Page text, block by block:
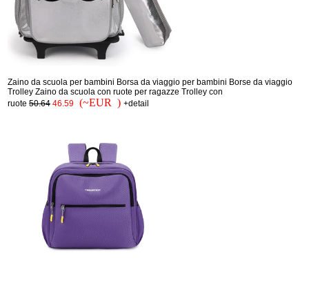
Zaino da scuola per bambini Borsa da viaggio per bambini Borse da viaggio
Trolley Zaino da scuola con ruote per ragazze Trolley con
ruote 50.64 46.59 (~EUR ) +detail